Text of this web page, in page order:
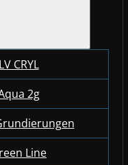
CRYL
2g
Line